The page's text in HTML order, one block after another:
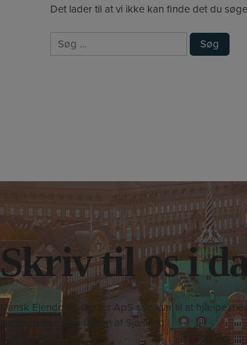
Det lader til at vi ikke kan finde det du
Søg
efter:
Skriv til os i
Dansk Ejendoms-Center ApS står klar til at hjælpe
København og på resten af Sjælland.